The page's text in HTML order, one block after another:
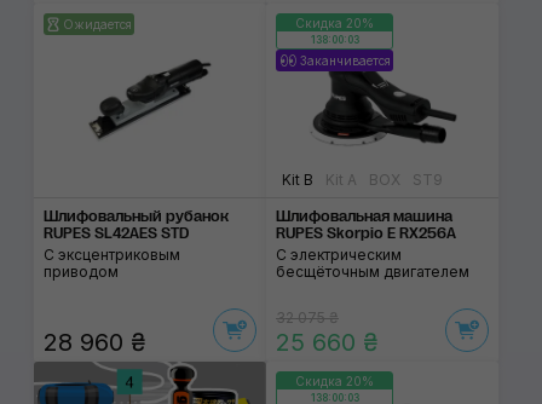
Ожидается
Шлифовальный рубанок
RUPES SL42AES STD
С эксцентриковым
приводом
28 960 ₴
Скидка 20%
138:00:02
Заканчивается
Kit B Kit A BOX ST9
Шлифовальная машина
RUPES Skorpio E RX256A
С электрическим
бесщёточным двигателем
32 075 ₴
25 660 ₴
Скидка 20%
138:00:02